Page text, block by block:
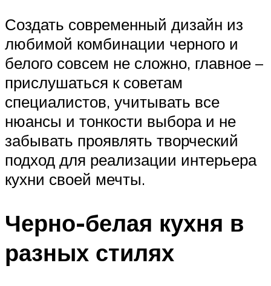
Создать современный дизайн из
любимой комбинации черного и
белого совсем не сложно, главное –
прислушаться к советам
специалистов, учитывать все
нюансы и тонкости выбора и не
забывать проявлять творческий
подход для реализации интерьера
кухни своей мечты.
Черно-белая кухня в
разных стилях